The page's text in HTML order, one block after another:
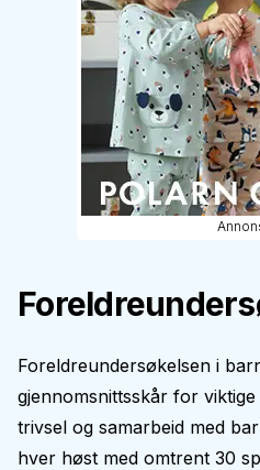
Foreldreundersøkelsen i
gjennomsnittsskår for
trivsel og samarbeid med
hver høst med omtrent 30